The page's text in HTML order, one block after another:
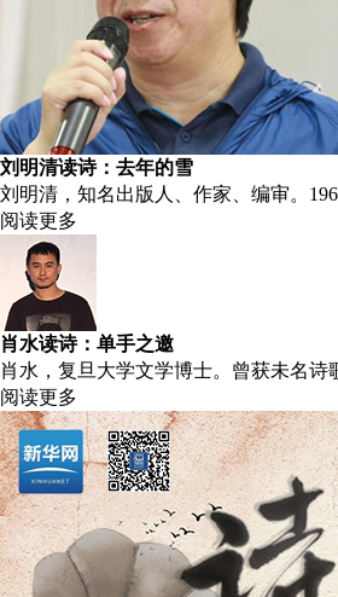
刘明清读诗：去年的雪
刘明清，知名出版人、作家、编审。
阅读更多
肖水读诗：单手之邀
肖水，复旦大学文学博士。曾获未名
阅读更多